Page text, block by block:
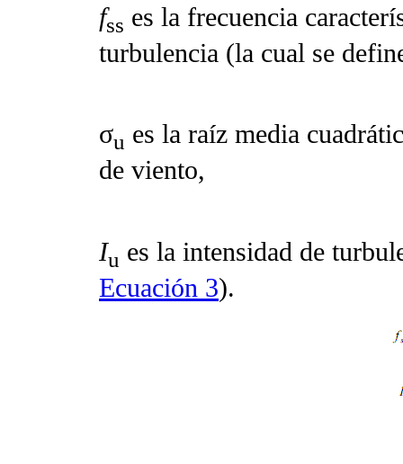
fss es la frecuencia
turbulencia (la cual se
σu es la raíz media
de viento,
Iu es la intensidad de
Ecuación 3).